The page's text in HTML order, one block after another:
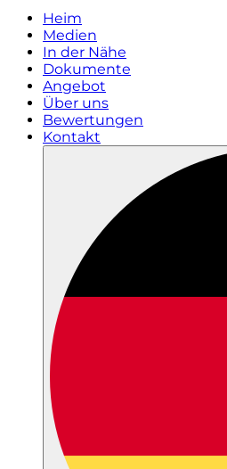
Heim
Medien
In der Nähe
Dokumente
Angebot
Über uns
Bewertungen
Kontakt